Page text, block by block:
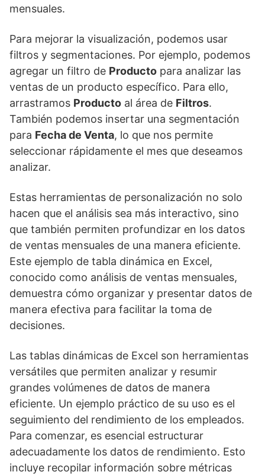
mensuales.
Para mejorar la visualización, podemos usar
filtros y segmentaciones. Por ejemplo, podemos
agregar un filtro de Producto para analizar las
ventas de un producto específico. Para ello,
arrastramos Producto al área de Filtros.
También podemos insertar una segmentación
para Fecha de Venta, lo que nos permite
seleccionar rápidamente el mes que deseamos
analizar.
Estas herramientas de personalización no solo
hacen que el análisis sea más interactivo, sino
que también permiten profundizar en los datos
de ventas mensuales de una manera eficiente.
Este ejemplo de tabla dinámica en Excel,
conocido como análisis de ventas mensuales,
demuestra cómo organizar y presentar datos de
manera efectiva para facilitar la toma de
decisiones.
Las tablas dinámicas de Excel son herramientas
versátiles que permiten analizar y resumir
grandes volúmenes de datos de manera
eficiente. Un ejemplo práctico de su uso es el
seguimiento del rendimiento de los empleados.
Para comenzar, es esencial estructurar
adecuadamente los datos de rendimiento. Esto
incluye recopilar información sobre métricas